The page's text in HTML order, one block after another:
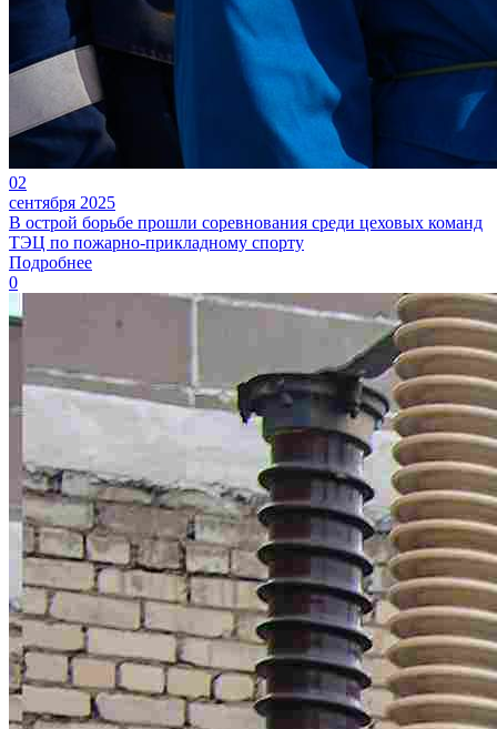
02
сентября 2025
В острой борьбе прошли соревнования среди цеховых команд
ТЭЦ по пожарно-прикладному спорту
Подробнее
0